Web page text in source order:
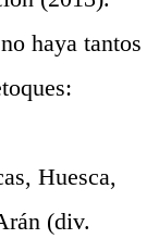
haya tantos
Huesca,
(div.